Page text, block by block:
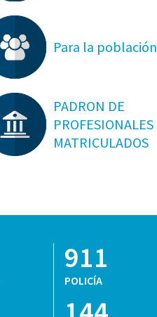
Para la población
PADRON DE
PROFESIONALES
MATRICULADOS
911
POLICÍA